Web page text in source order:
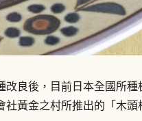
良後，目前日本全國所
黃金之村所推出的「木頭